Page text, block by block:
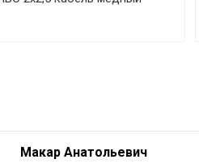
Макар Анатольевич